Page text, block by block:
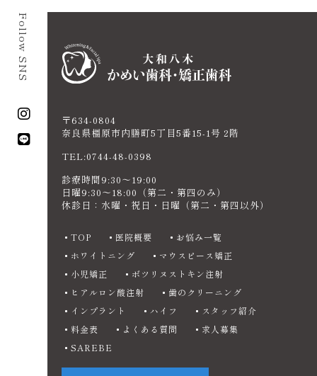
Follow SNS
〒634-0804
奈良県橿原市内膳町5丁目5番15-1号 2階
TEL:0744-48-0398
診療時間9:30〜19:00
日曜9:30～18:00（第二・第四のみ）
休診日：水曜・祝日・日曜（第二・第四以外）
TOP 医院概要
お悩み一覧
ホワイトニング
マウスピース矯正
小児矯正
ボツリヌストキン注射
ヒアルロン酸注射
歯のクリーニング
インプラント
ハイフ
スタッフ紹介
料金表
よくある質問
求人募集
SAREBE